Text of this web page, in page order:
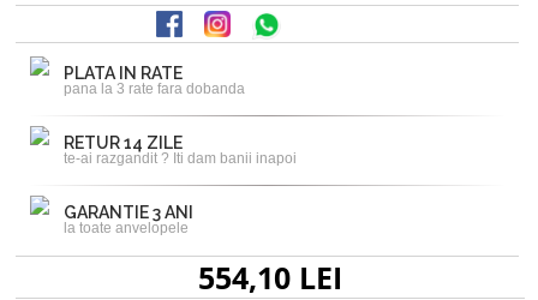
PLATA IN RATE
pana la 3 rate fara dobanda
RETUR 14 ZILE
te-ai razgandit ? Iti dam banii inapoi
GARANTIE 3 ANI
la toate anvelopele
554,10 LEI